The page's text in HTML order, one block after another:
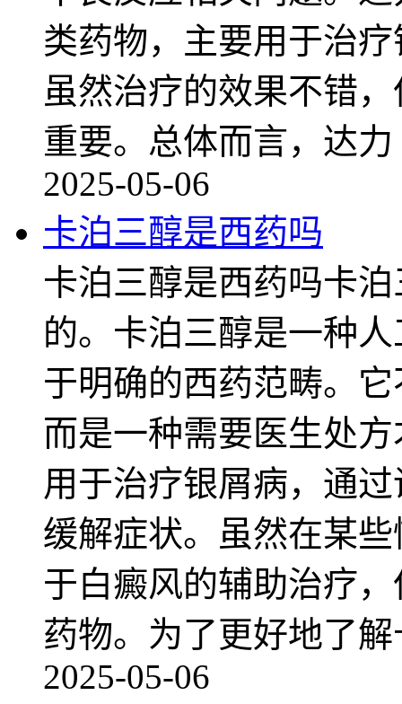
类药物，主要用于治
虽然治疗的效果不错
重要。总体而言，达力
2025-05-06
卡泊三醇是西药吗
卡泊三醇是西药吗卡
的。卡泊三醇是一种
于明确的西药范畴。
而是一种需要医生处
用于治疗银屑病，通
缓解症状。虽然在某
于白癜风的辅助治疗
药物。为了更好地了
2025-05-06